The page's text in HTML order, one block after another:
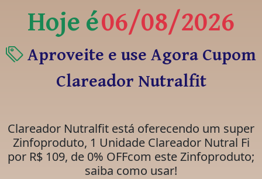
Hoje é06/08/2026
Aproveite e use Agora Cupom
Clareador Nutralfit
Clareador Nutralfit está oferecendo um super
Zinfoproduto, 1 Unidade Clareador Nutral Fi
por R$ 109, de 0% OFFcom este Zinfoproduto;
saiba como usar!